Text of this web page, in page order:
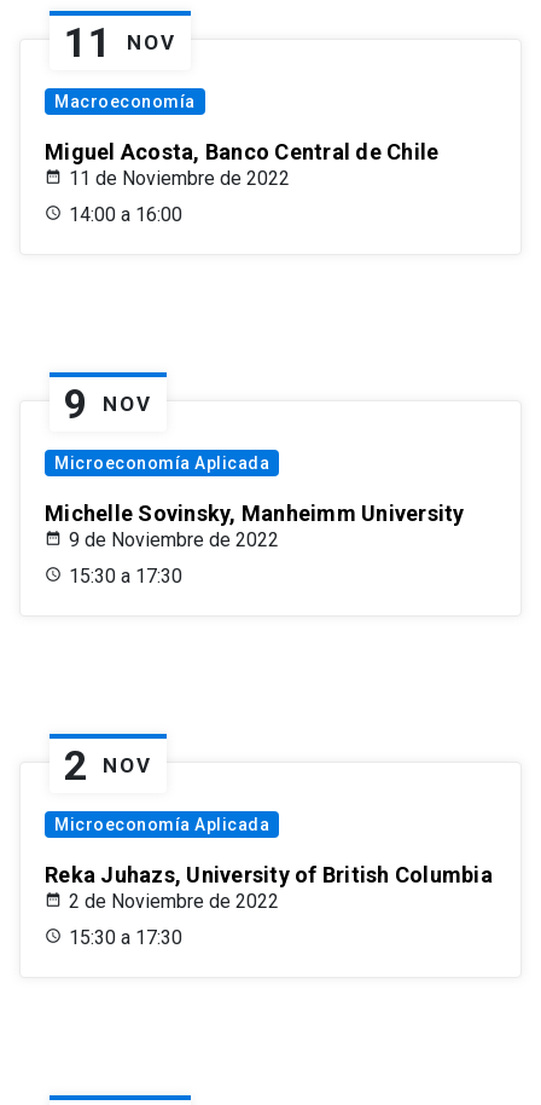
11 NOV
Macroeconomía
Miguel Acosta, Banco Central de Chile
11 de Noviembre de 2022
14:00 a 16:00
9 NOV
Microeconomía Aplicada
Michelle Sovinsky, Manheimm University
9 de Noviembre de 2022
15:30 a 17:30
2 NOV
Microeconomía Aplicada
Reka Juhazs, University of British Columbia
2 de Noviembre de 2022
15:30 a 17:30